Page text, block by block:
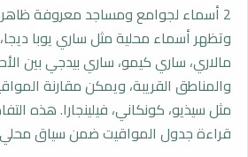
2 أسماء لجوامع ومساجد معروفة
وتظهر أسماء محلية مثل ساري يوبا ديجا،
مالاري، ساري كيمو، ساري بيدجي بين
والمناطق القريبة، ويمكن مقارنة
مثل سيذيو، كونكاني، فيلينجارا. هذه
قراءة جدول المواقيت ضمن سياق